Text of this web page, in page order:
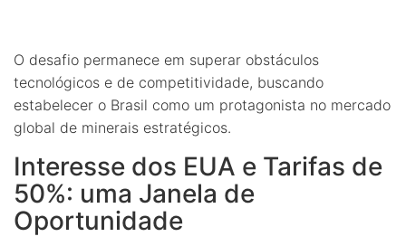
O desafio permanece em superar obstáculos
tecnológicos e de competitividade, buscando
estabelecer o Brasil como um protagonista no mercado
global de minerais estratégicos.
Interesse dos EUA e Tarifas de
50%: uma Janela de
Oportunidade